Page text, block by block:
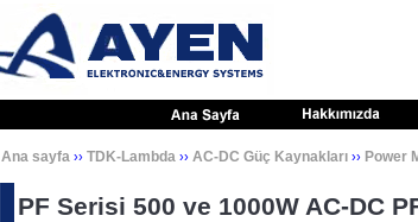
Ana sayfa ›› TDK-Lambda ›› AC-DC Güç Kaynakları›› Power
PF Serisi 500 ve 1000W AC-DC